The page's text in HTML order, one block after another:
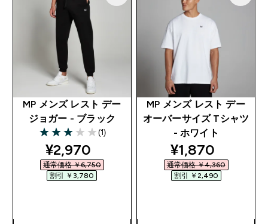
MP メンズ レスト デー
ジョガー - ブラック
3 out of 5 stars
(1)
discounted price
¥2,970‎
通常価格 ￥6,750‎
割引 ￥3,780‎
MP メンズ レスト デー
オーバーサイズ Tシャツ
- ホワイト
discounted
¥1,870‎
通常価格 ￥4,360‎
割引 ￥2,490‎